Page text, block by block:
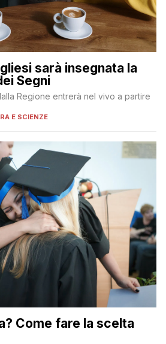
sarà insegnata la
Segni
Regione entrerà nel vivo a partire
E SCIENZE
Come fare la scelta